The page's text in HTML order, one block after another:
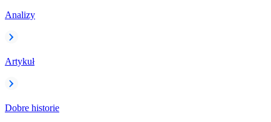
Analizy
Artykuł
Dobre historie